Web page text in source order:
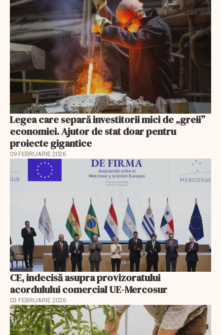
Legea care separă investitorii mici de „greii”
economiei. Ajutor de stat doar pentru
proiecte gigantice
09 FEBRUARIE 2026
CE, indecisă asupra provizoratului
acordulului comercial UE-Mercosur
03 FEBRUARIE 2026